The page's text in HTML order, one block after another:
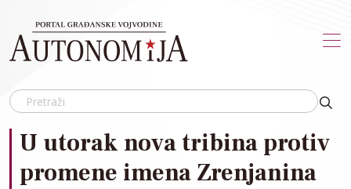
U utorak nova tribina protiv
promene imena Zrenjanina